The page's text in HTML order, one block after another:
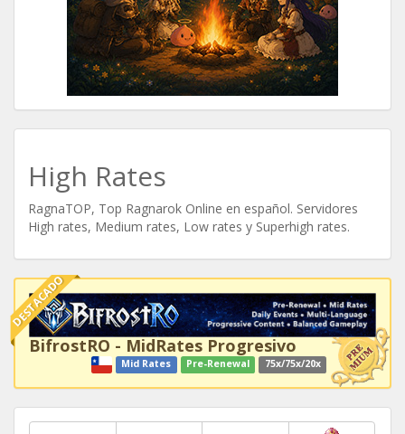
High Rates
RagnaTOP, Top Ragnarok Online en español. Servidores
High rates, Medium rates, Low rates y Superhigh rates.
DESTACADO
BifrostRO - MidRates Progresivo
Mid Rates Pre-Renewal 75x/75x/20x